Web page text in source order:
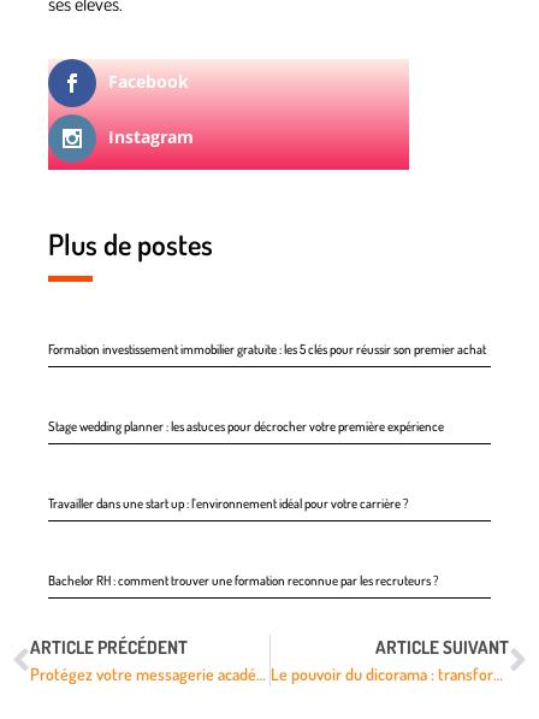
Facebook
Instagram
Plus de postes
Formation investissement immobilier gratuite : les 5 clés pour réussir son premier achat
Stage wedding planner : les astuces pour décrocher votre première expérience
Travailler dans une start up : l’environnement idéal pour votre carrière ?
Bachelor RH : comment trouver une formation reconnue par les recruteurs ?
ARTICLE PRÉCÉDENT
Protégez votre messagerie académique à Montpellier : conseils essentiels pour éviter les fraudes
ARTICLE SUIVANT
Le pouvoir du dicorama : transformer l’apprentissage avec une approche visuelle innovante